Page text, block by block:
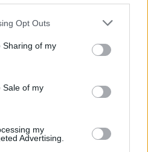
app uses one or more Google
behaviour. You may click to
and its third-party tags to
purposes in below Google
Opt Outs
Sharing of my
Sale of my
my
Advertising.